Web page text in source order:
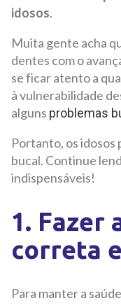
idosos.
Muita gente acha
dentes com o
se ficar atento a
à vulnerabilidade
alguns problemas
Portanto, os idosos
bucal. Continue
indispensáveis!
1. Fazer
correta
Para manter a